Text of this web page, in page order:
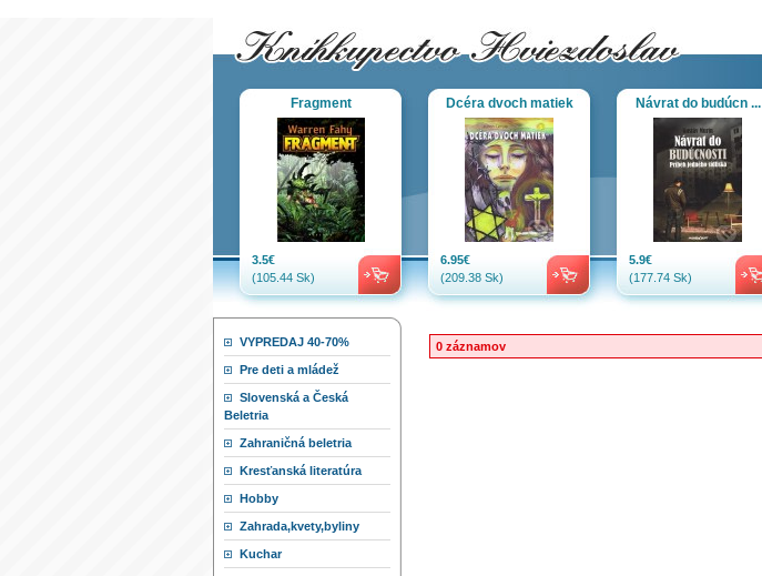
Fragment
3.5€
(105.44 Sk)
Dcéra dvoch matiek
6.95€
(209.38 Sk)
Návrat do budúcn ...
5.9€
(177.74 Sk)
VYPREDAJ 40-70%
Pre deti a mládež
Slovenská a Česká
Beletria
Zahraničná beletria
Kresťanská literatúra
Hobby
Zahrada,kvety,byliny
Kuchar
0 záznamov